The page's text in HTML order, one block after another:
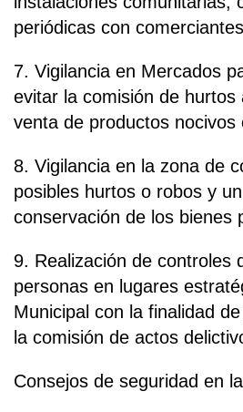
periódicas con
7. Vigilancia en Mercados
evitar la comisión de hurtos
venta de productos nocivos
8. Vigilancia en la zona de
posibles hurtos o robos y
conservación de los bienes
9. Realización de controles
personas en lugares
Municipal con la finalidad
la comisión de actos
Consejos de seguridad en